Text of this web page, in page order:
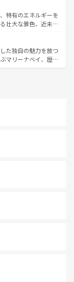
コーヒーなどは、ぜ
てもあたたかい人々
忘れられない旅にな
ンマイなどの山岳地
ットやクラビの美し
ができる。タイ料理
節にも異なる楽しみ
々、仏教を中心とし
れる旅人を魅了し続
特有のエネルギーを
壮大な景色、近未来
光スポットが密集し
も魅力。息をのむよ
を存分に楽しみ尽く
た独自の魅力を放つ
マリーナベイ、歴史
る外せないスポット